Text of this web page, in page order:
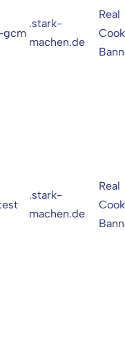
gcm
.stark-
machen.de
Real
.stark-
machen.de
Real